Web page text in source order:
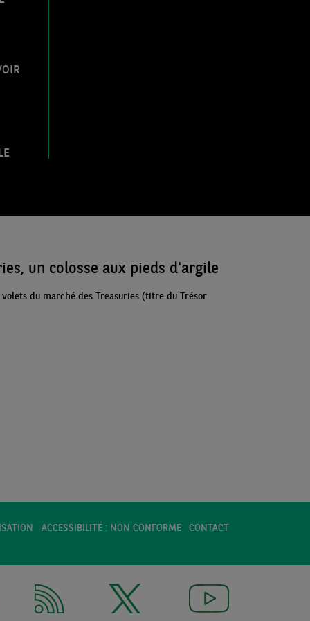
Vendredi 24 Avril 2026
incertitude pour la suite
Lundi 20 Avril 2026
ECO WEEK
Revue des marchés du 20 avril 2026
un colosse aux pieds d'argile
du marché des Treasuries (titre du Trésor
ACCESSIBILITÉ : NON CONFORME CONTACT